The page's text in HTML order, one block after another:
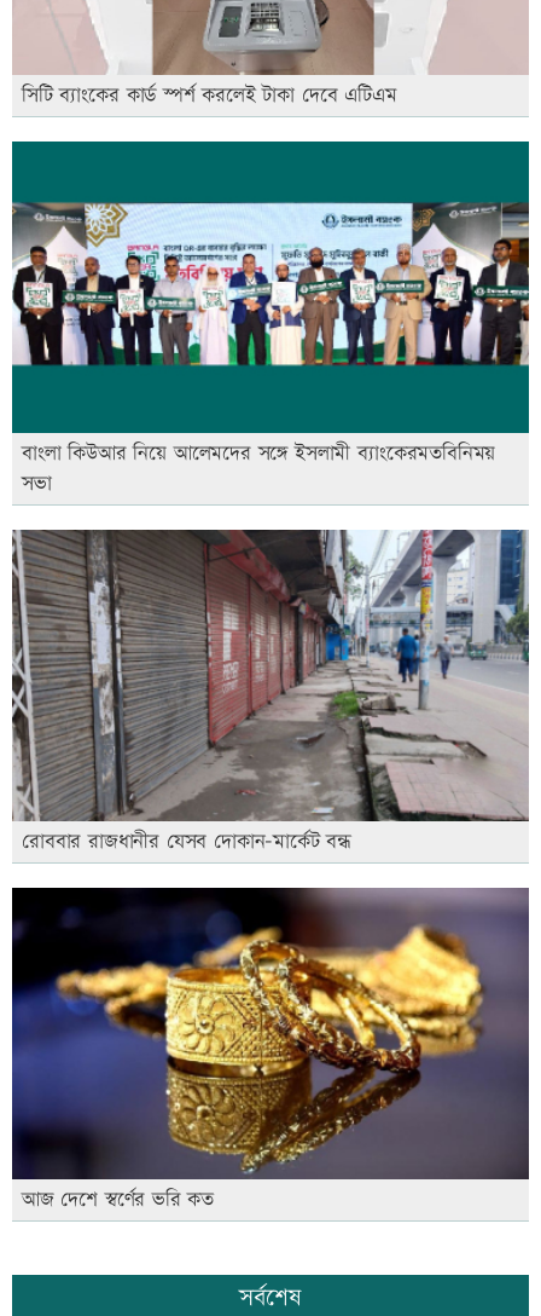
সিটি ব্যাংকের কার্ড স্পর্শ করলেই টাকা দেবে এটিএম
বাংলা কিউআর নিয়ে আলেমদের সঙ্গে ইসলামী ব্যাংকেরমতবিনিময়
সভা
রোববার রাজধানীর যেসব দোকান-মার্কেট বন্ধ
আজ দেশে স্বর্ণের ভরি কত
সর্বশেষ